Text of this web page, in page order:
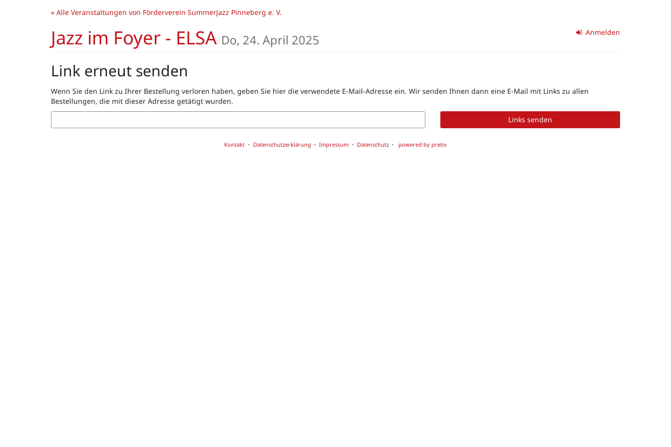
« Alle Veranstaltungen von Förderverein SummerJazz Pinneberg e. V.
Jazz im Foyer - ELSA Do, 24. April 2025 Anmelden
Link erneut senden
Wenn Sie den Link zu Ihrer Bestellung verloren haben, geben Sie hier die verwendete E-Mail-Adresse ein. Wir senden Ihnen dann eine E-Mail mit Links zu allen
Bestellungen, die mit dieser Adresse getätigt wurden.
E-
Mail
Links senden
Kontakt Datenschutzerklärung Impressum Datenschutz powered by pretix